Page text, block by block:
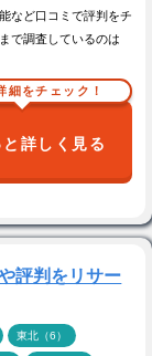
など口コミで評判をチ
で調査しているのは
細をチェック！
と詳しく見る
評判をリサー
東北（6）